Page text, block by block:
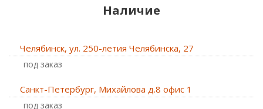
Наличие
Челябинск, ул. 250-летия Челябинска, 27
Под заказ
Санкт-Петербург, Михайлова д.8 офис 1
Под заказ